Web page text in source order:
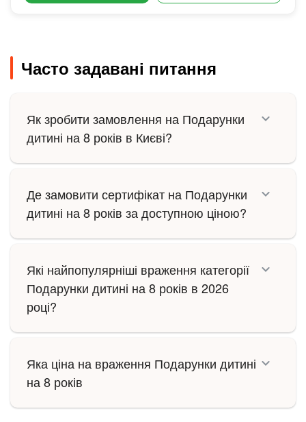
Часто задавані питання
Як зробити замовлення на Подарунки
дитині на 8 років в Києві?
Де замовити сертифікат на Подарунки
дитині на 8 років за доступною ціною?
Які найпопулярніші враження категорії
Подарунки дитині на 8 років в 2026
році?
Яка ціна на враження Подарунки дитині
на 8 років